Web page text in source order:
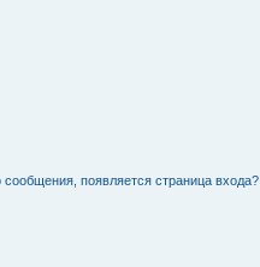
появляется страница входа?